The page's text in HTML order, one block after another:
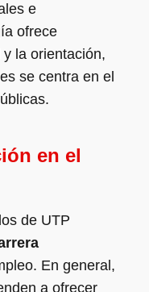
e
ofrece
la orientación,
se centra en el
en el
de UTP
En general,
a ofrecer